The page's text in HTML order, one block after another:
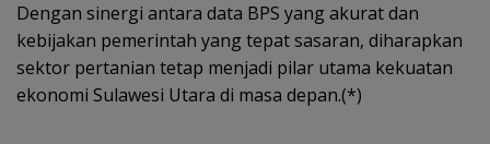
Dengan sinergi antara data BPS yang akurat dan
kebijakan pemerintah yang tepat sasaran, diharapkan
sektor pertanian tetap menjadi pilar utama kekuatan
ekonomi Sulawesi Utara di masa depan.(*)